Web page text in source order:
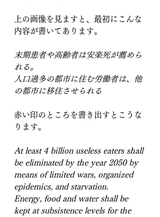
上の画像を見ますと、最初にこんな
内容が書いてあります。
末期患者や高齢者は安楽死が薦めら
れる。
人口過多の都市に住む労働者は、他
の都市に移住させられる
赤い印のところを書き出すとこうな
ります。
At least 4 billion useless eaters shall
be eliminated by the year 2050 by
means of limited wars, organized
epidemics, and starvation.
Energy, food and water shall be
kept at subsistence levels for the